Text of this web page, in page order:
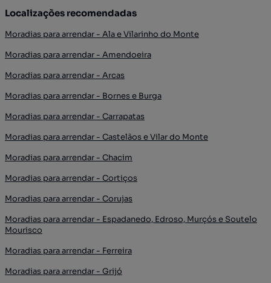
Localizações recomendadas
Moradias para arrendar - Ala e Vilarinho do Monte
Moradias para arrendar - Amendoeira
Moradias para arrendar - Arcas
Moradias para arrendar - Bornes e Burga
Moradias para arrendar - Carrapatas
Moradias para arrendar - Castelãos e Vilar do Monte
Moradias para arrendar - Chacim
Moradias para arrendar - Cortiços
Moradias para arrendar - Corujas
Moradias para arrendar - Espadanedo, Edroso, Murçós e Soutelo
Mourisco
Moradias para arrendar - Ferreira
Moradias para arrendar - Grijó